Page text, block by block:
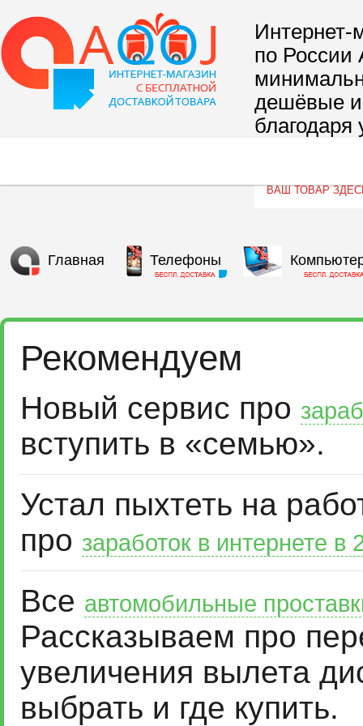
Интернет-
по России
дешёвые и
благодаря
Главная Телефоны
Рекомендуем
Новый сервис про
вступить в «семью».
Устал пыхтеть на
про заработок в интернете в
Все автомобильные
Рассказываем про
увеличения вылета
выбрать и где купить.